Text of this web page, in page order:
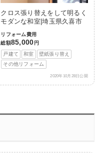
クロス張り替えをして明るく
モダンな和室|埼玉県久喜市
リフォーム費用
総額85,000 円
戸建て
和室
壁紙張り替え
その他リフォーム
2020年10月28日公開